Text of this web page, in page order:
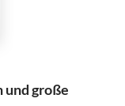
große